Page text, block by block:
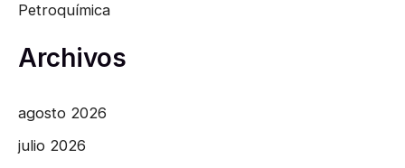
Petroquímica
Archivos
agosto 2026
julio 2026